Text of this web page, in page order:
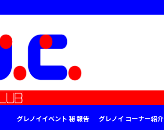
グレノイイベント 秘 報告 グレノイ コーナー紹介